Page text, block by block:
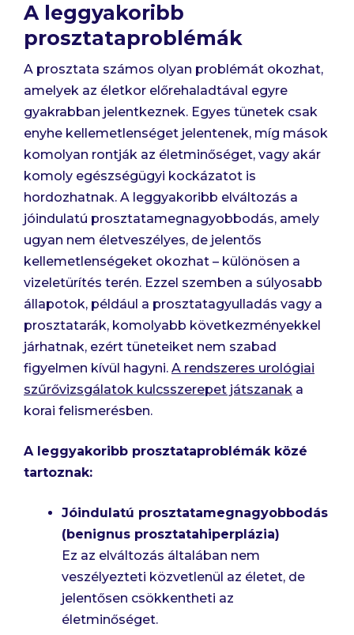
A leggyakoribb
prosztataproblémák
A prosztata számos olyan problémát okozhat,
amelyek az életkor előrehaladtával egyre
gyakrabban jelentkeznek. Egyes tünetek csak
enyhe kellemetlenséget jelentenek, míg mások
komolyan rontják az életminőséget, vagy akár
komoly egészségügyi kockázatot is
hordozhatnak. A leggyakoribb elváltozás a
jóindulatú prosztatamegnagyobbodás, amely
ugyan nem életveszélyes, de jelentős
kellemetlenségeket okozhat – különösen a
vizeletürítés terén. Ezzel szemben a súlyosabb
állapotok, például a prosztatagyulladás vagy a
prosztatarák, komolyabb következményekkel
járhatnak, ezért tüneteiket nem szabad
figyelmen kívül hagyni. A rendszeres urológiai
szűrővizsgálatok kulcsszerepet játszanak a
korai felismerésben.
A leggyakoribb prosztataproblémák közé
tartoznak:
Jóindulatú prosztatamegnagyobbodás
(benignus prosztatahiperplázia)
Ez az elváltozás általában nem
veszélyezteti közvetlenül az életet, de
jelentősen csökkentheti az
életminőséget.